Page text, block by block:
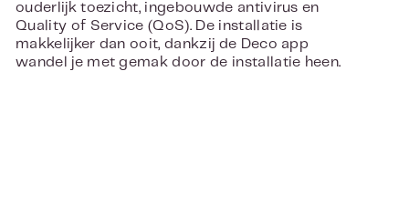
ouderlijk toezicht, ingebouwde antivirus en
Quality of Service (QoS). De installatie is
makkelijker dan ooit, dankzij de Deco app
wandel je met gemak door de installatie heen.